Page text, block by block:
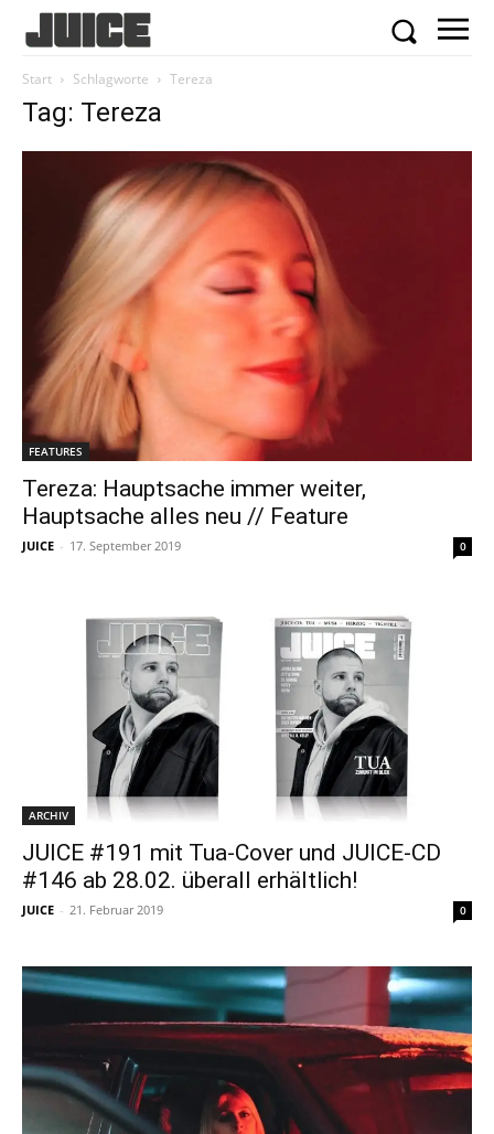
Start Schlagworte Tereza
Tag: Tereza
FEATURES
Tereza: Hauptsache immer weiter,
Hauptsache alles neu // Feature
JUICE - 17. September 2019 0
ARCHIV
JUICE #191 mit Tua-Cover und JUICE-CD
#146 ab 28.02. überall erhältlich!
JUICE - 21. Februar 2019 0